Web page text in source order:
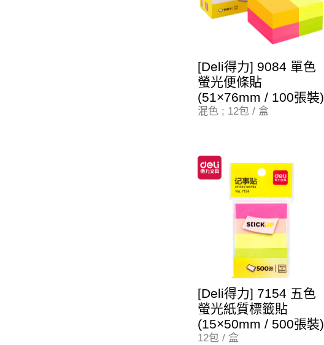
[Deli得力] 9084 單色
螢光便條貼
(51×76mm / 100張裝)
混色 ; 12包 / 盒
[Deli得力] 7154 五色
螢光紙質標籤貼
(15×50mm / 500張裝)
12包 / 盒